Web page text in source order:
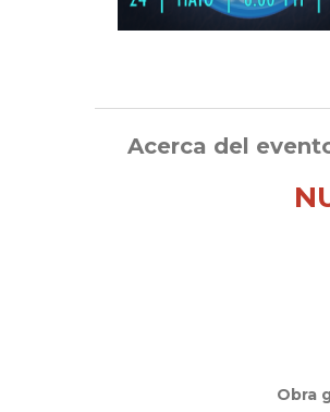
Acerca del
Obra